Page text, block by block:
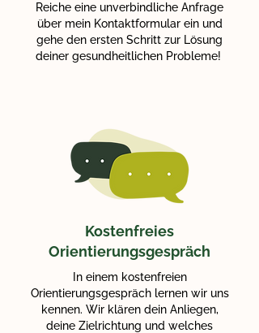
Reiche eine unverbindliche Anfrage
über mein Kontaktformular ein und
gehe den ersten Schritt zur Lösung
deiner gesundheitlichen Probleme!
Kostenfreies
Orientierungsgespräch
In einem kostenfreien
Orientierungsgespräch lernen wir uns
kennen. Wir klären dein Anliegen,
deine Zielrichtung und welches